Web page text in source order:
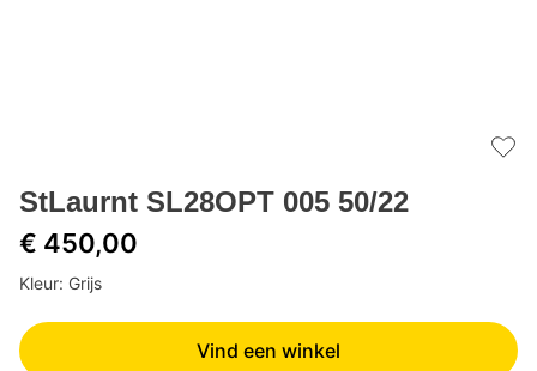
StLaurnt SL28OPT 005 50/22
€ 450,00
Kleur: Grijs
Vind een winkel